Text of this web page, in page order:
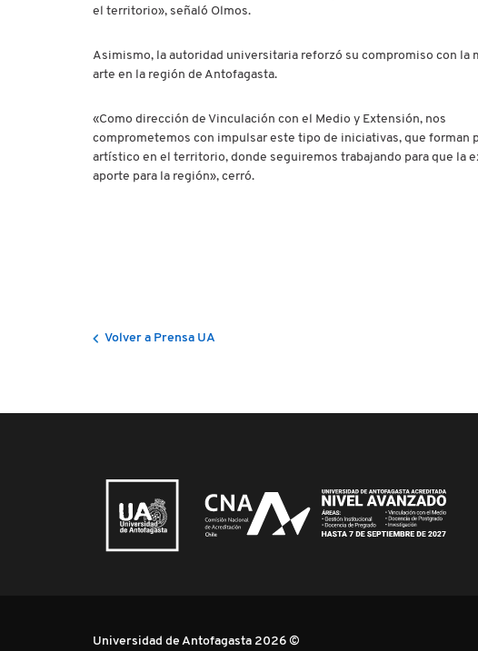
el territorio», señaló Olmos.
Asimismo, la autoridad universitaria reforzó su compromiso con la
arte en la región de Antofagasta.
«Como dirección de Vinculación con el Medio y Extensión, nos
comprometemos con impulsar este tipo de iniciativas, que
artístico en el territorio, donde seguiremos trabajando para que
aporte para la región», cerró.
Volver a Prensa UA
Universidad de Antofagasta 2026 ©